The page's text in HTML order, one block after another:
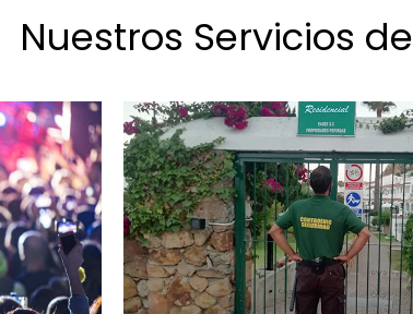
Nuestros Servicios de